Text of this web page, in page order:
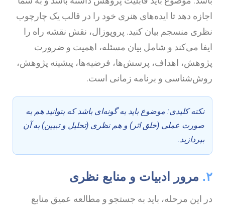
دهد تا ایده‌های هنری خود را در قالب یک چارچوب
منسجم بیان کنید. پروپوزال، نقش نقشه راه را
می‌کند و شامل بیان مسئله، اهمیت و ضرورت
اهداف، پرسش‌ها، فرضیه‌ها، پیشینه پژوهش،
و برنامه زمانی است.
نکته کلیدی: موضوع باید به گونه‌ای باشد که بتوانید هم به
صورت عملی (خلق اثر) و هم نظری (تحلیل و تبیین) به آن
بپردازید.
مرور ادبیات و منابع نظری
این مرحله، باید به جستجو و مطالعه عمیق منابع